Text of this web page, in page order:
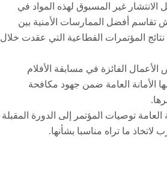
غير المسبوق لهذه المواد في
تقاسم أفضل الممارسات الأمنية بين
المؤتمرات القطاعية التي عقدت خلال
الفائزة في مسابقة الأفلام
الأمانة العامة ضمن جهود مكافحة
توصيات المؤتمر إلى الدورة المقبلة
لاتخاذ ما تراه مناسبا بشأنها.